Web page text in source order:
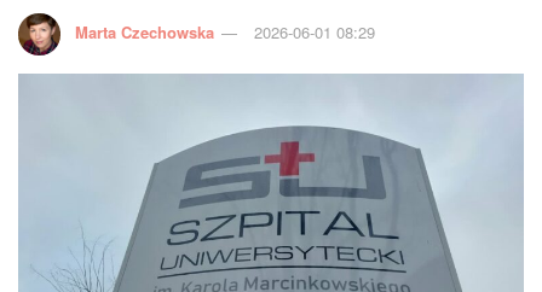
Marta Czechowska 2026-06-01 08:29